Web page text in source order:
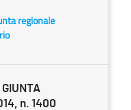
regionale
n. 1400